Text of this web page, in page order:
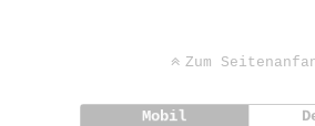
Zum
Mobil